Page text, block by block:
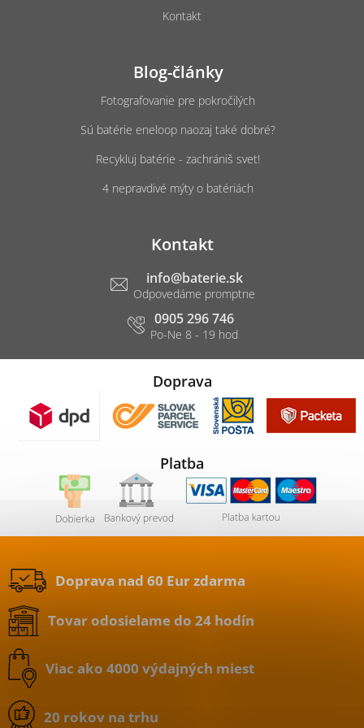
Kontakt
Blog-články
Fotografovanie pre pokročilých
Sú batérie eneloop naozaj také dobré?
Recykluj batérie - zachrániš svet!
4 nepravdivé mýty o batériách
Kontakt
info@baterie.sk
0905 296 746
Doprava
Platba
Doprava nad 60 Eur zdarma
Tovar odosielame do 24 hodín
Viac ako 4000 výdajných miest
20 rokov na trhu